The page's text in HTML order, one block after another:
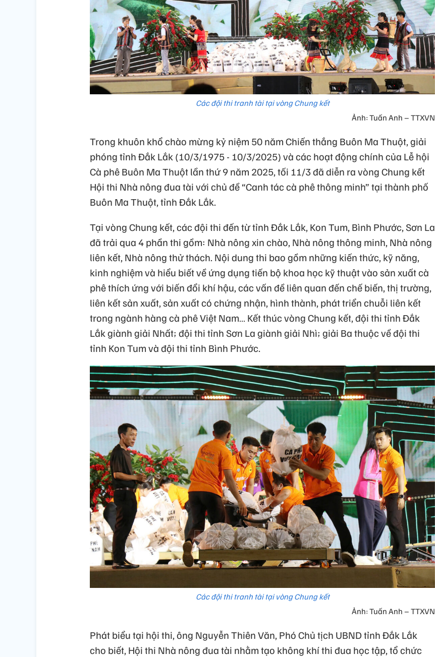
Các đội thi tranh tài tại vòng Chung kết
Ảnh: Tuấn Anh – TTXVN
Trong khuôn khổ chào mừng kỷ niệm 50 năm Chiến thắng Buôn Ma Thuột, giải
phóng tỉnh Đắk Lắk (10/3/1975 - 10/3/2025) và các hoạt động chính của Lễ hội
Cà phê Buôn Ma Thuột lần thứ 9 năm 2025, tối 11/3 đã diễn ra vòng Chung kết
Hội thi Nhà nông đua tài với chủ đề “Canh tác cà phê thông minh” tại thành phố
Buôn Ma Thuột, tỉnh Đắk Lắk.
Tại vòng Chung kết, các đội thi đến từ tỉnh Đắk Lắk, Kon Tum, Bình Phước, Sơn La
đã trải qua 4 phần thi gồm: Nhà nông xin chào, Nhà nông thông minh, Nhà nông
liên kết, Nhà nông thử thách. Nội dung thi bao gồm những kiến thức, kỹ năng,
kinh nghiệm và hiểu biết về ứng dụng tiến bộ khoa học kỹ thuật vào sản xuất cà
phê thích ứng với biến đổi khí hậu, các vấn đề liên quan đến chế biến, thị trường,
liên kết sản xuất, sản xuất có chứng nhận, hình thành, phát triển chuỗi liên kết
trong ngành hàng cà phê Việt Nam… Kết thúc vòng Chung kết, đội thi tỉnh Đắk
Lắk giành giải Nhất; đội thi tỉnh Sơn La giành giải Nhì; giải Ba thuộc về đội thi
tỉnh Kon Tum và đội thi tỉnh Bình Phước.
Các đội thi tranh tài tại vòng Chung kết
Ảnh: Tuấn Anh – TTXVN
Phát biểu tại hội thi, ông Nguyễn Thiên Văn, Phó Chủ tịch UBND tỉnh Đắk Lắk
cho biết, Hội thi Nhà nông đua tài nhằm tạo không khí thi đua học tập, tổ chức